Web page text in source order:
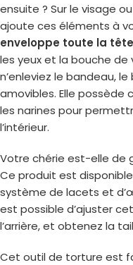
ensuite ? Sur le visage
ajoute ces éléments à
enveloppe toute la tête
les yeux et la bouche
n’enleviez le bandeau,
amovibles. Elle
les narines pour
l’intérieur.
Votre chérie est-elle de
Ce produit est
système de lacets et
est possible d’ajuster
l’arrière, et obtenez la
Cet outil de torture est